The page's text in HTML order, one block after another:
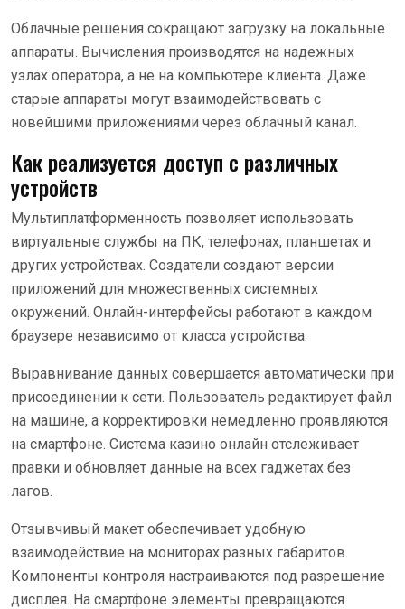
Облачные решения сокращают загрузку на локальные
аппараты. Вычисления производятся на надежных
узлах оператора, а не на компьютере клиента. Даже
старые аппараты могут взаимодействовать с
новейшими приложениями через облачный канал.
Как реализуется доступ с различных
устройств
Мультиплатформенность позволяет использовать
виртуальные службы на ПК, телефонах, планшетах и
других устройствах. Создатели создают версии
приложений для множественных системных
окружений. Онлайн-интерфейсы работают в каждом
браузере независимо от класса устройства.
Выравнивание данных совершается автоматически при
присоединении к сети. Пользователь редактирует файл
на машине, а корректировки немедленно проявляются
на смартфоне. Система казино онлайн отслеживает
правки и обновляет данные на всех гаджетах без
лагов.
Отзывчивый макет обеспечивает удобную
взаимодействие на мониторах разных габаритов.
Компоненты контроля настраиваются под разрешение
дисплея. На смартфоне элементы превращаются